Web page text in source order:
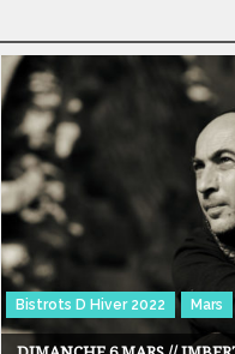
Bistrots D Hiver 2022 Mars